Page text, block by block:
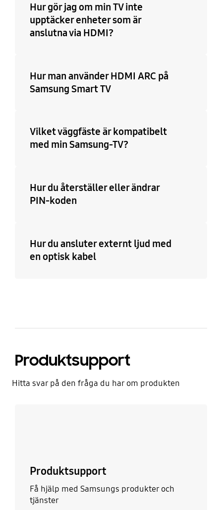
Hur gör jag om min TV inte
upptäcker enheter som är
anslutna via HDMI?
Hur man använder HDMI ARC på
Samsung Smart TV
Vilket väggfäste är kompatibelt
med min Samsung-TV?
Hur du återställer eller ändrar
PIN-koden
Hur du ansluter externt ljud med
en optisk kabel
Produktsupport
Hitta svar på den fråga du har om produkten
Produktsupport
Få hjälp med Samsungs produkter och
tjänster